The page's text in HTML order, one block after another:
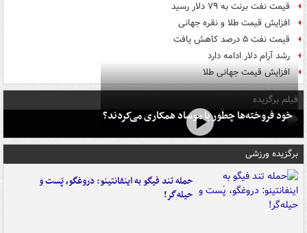
قیمت نفت برنت به ۷۹ دلار رسید
افزایش قیمت طلا و نقره جهانی
قیمت نفت ۵ درصد کاهش یافت
رشد آرام دلار ادامه دارد
افزایش قیمت جهانی طلا
فیلم برگزیده
خود فروخته‌ها چطور با موساد همکاری می‌کردند؟
برگزیده ورزشی
حمله تند فیگو به اینفانتینو: دروغگو، پَست‌ و
حیله‌گر!